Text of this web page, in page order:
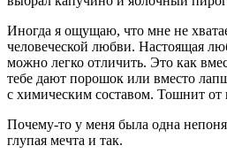
Иногда я ощущаю, что мне не
человеческой любви. Настоящая
можно легко отличить. Это как
тебе дают порошок или вместо
с химическим составом. Тошнит от
Почему-то у меня была одна
глупая мечта и так.